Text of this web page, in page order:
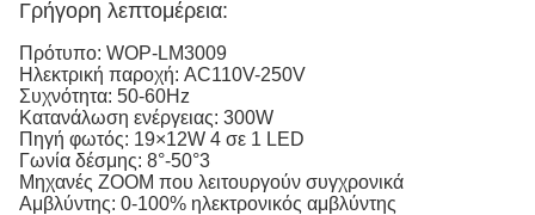
Γρήγορη λεπτομέρεια:
Πρότυπο: WOP-LM3009
Ηλεκτρική παροχή: AC110V-250V
Συχνότητα: 50-60Hz
Κατανάλωση ενέργειας: 300W
Πηγή φωτός: 19×12W 4 σε 1 LED
Γωνία δέσμης: 8°-50°3
Μηχανές ZOOM που λειτουργούν συγχρονικά
Αμβλύντης: 0-100% ηλεκτρονικός αμβλύντης